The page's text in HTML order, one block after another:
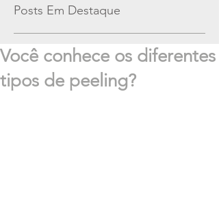
Posts Em Destaque
Você conhece os diferentes
tipos de peeling?